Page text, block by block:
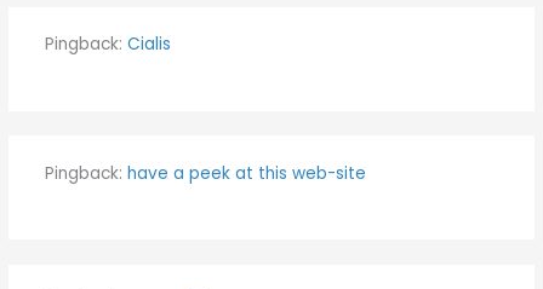
Pingback: Cialis
Pingback: have a peek at this web-site